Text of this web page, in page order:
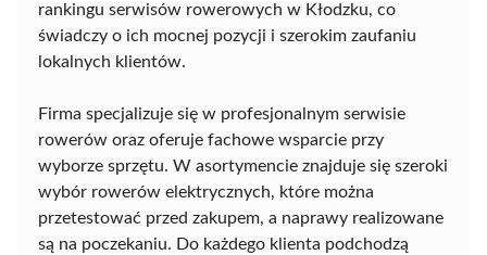
rankingu serwisów rowerowych w Kłodzku, co
świadczy o ich mocnej pozycji i szerokim zaufaniu
lokalnych klientów.
Firma specjalizuje się w profesjonalnym serwisie
rowerów oraz oferuje fachowe wsparcie przy
wyborze sprzętu. W asortymencie znajduje się szeroki
wybór rowerów elektrycznych, które można
przetestować przed zakupem, a naprawy realizowane
są na poczekaniu. Do każdego klienta podchodzą